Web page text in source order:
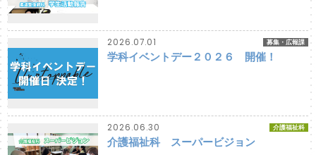
2026.07.01 募集・広報課
学科イベントデー２０２６ 開催！
2026.06.30 介護福祉科
介護福祉科 スーパービジョン